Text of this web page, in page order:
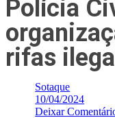
Polícia
rifas
Sotaque
10/04/2024
Deixar